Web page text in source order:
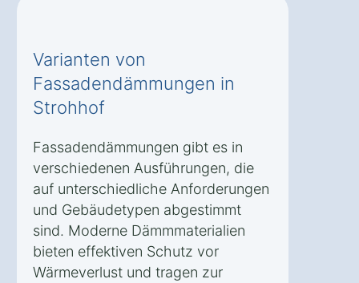
Varianten von
Fassadendämmungen in
Strohhof
Fassadendämmungen gibt es in
verschiedenen Ausführungen, die
auf unterschiedliche Anforderungen
und Gebäudetypen abgestimmt
sind. Moderne Dämmmaterialien
bieten effektiven Schutz vor
Wärmeverlust und tragen zur